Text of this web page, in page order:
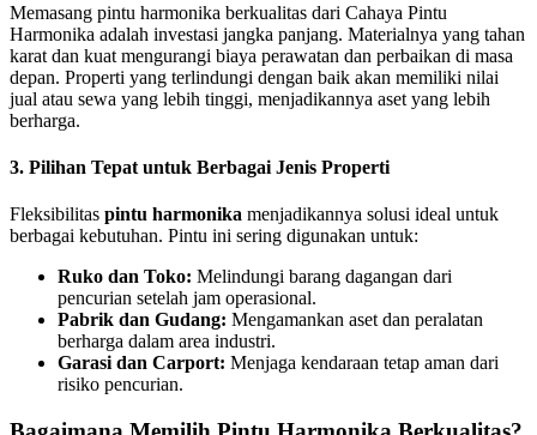
Memasang pintu harmonika berkualitas dari Cahaya Pintu
Harmonika adalah investasi jangka panjang. Materialnya yang tahan
karat dan kuat mengurangi biaya perawatan dan perbaikan di masa
depan. Properti yang terlindungi dengan baik akan memiliki nilai
jual atau sewa yang lebih tinggi, menjadikannya aset yang lebih
berharga.
3. Pilihan Tepat untuk Berbagai Jenis Properti
Fleksibilitas pintu harmonika menjadikannya solusi ideal untuk
berbagai kebutuhan. Pintu ini sering digunakan untuk:
Ruko dan Toko: Melindungi barang dagangan dari
pencurian setelah jam operasional.
Pabrik dan Gudang: Mengamankan aset dan peralatan
berharga dalam area industri.
Garasi dan Carport: Menjaga kendaraan tetap aman dari
risiko pencurian.